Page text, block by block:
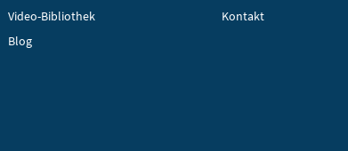
Video-Bibliothek
Blog
Kontakt